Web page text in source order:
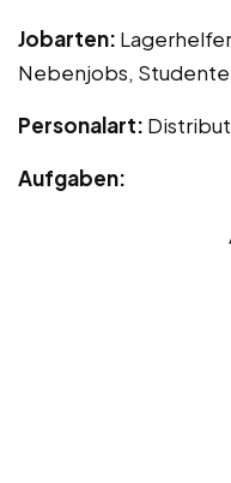
Jobarten:
Nebenjobs,
Personalart:
Aufgaben: